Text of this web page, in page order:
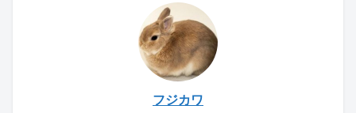
フジカワ